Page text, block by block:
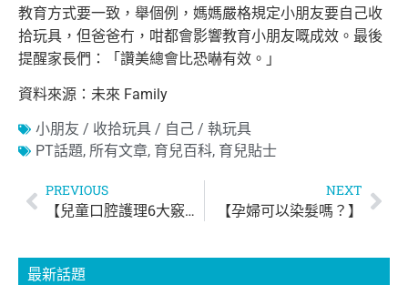
教育方式要一致，舉個例，媽媽嚴格規定小朋友要自己收
拾玩具，但爸爸冇，咁都會影響教育小朋友嘅成效。最後
提醒家長們：「讚美總會比恐嚇有效。」
資料來源：未來 Family
小朋友 / 收拾玩具 / 自己 / 執玩具
PT話題, 所有文章, 育兒百科, 育兒貼士
PREVIOUS
【兒童口腔護理6大竅門】
NEXT
【孕婦可以染髮嗎？】
最新話題